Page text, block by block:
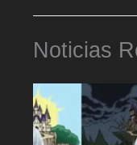
Noticias